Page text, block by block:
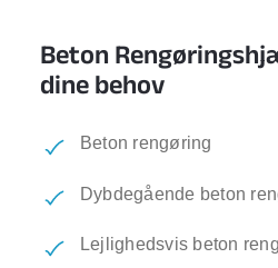
Beton
dine behov
Beton rengøring
Dybdegående beton
Lejlighedsvis beton